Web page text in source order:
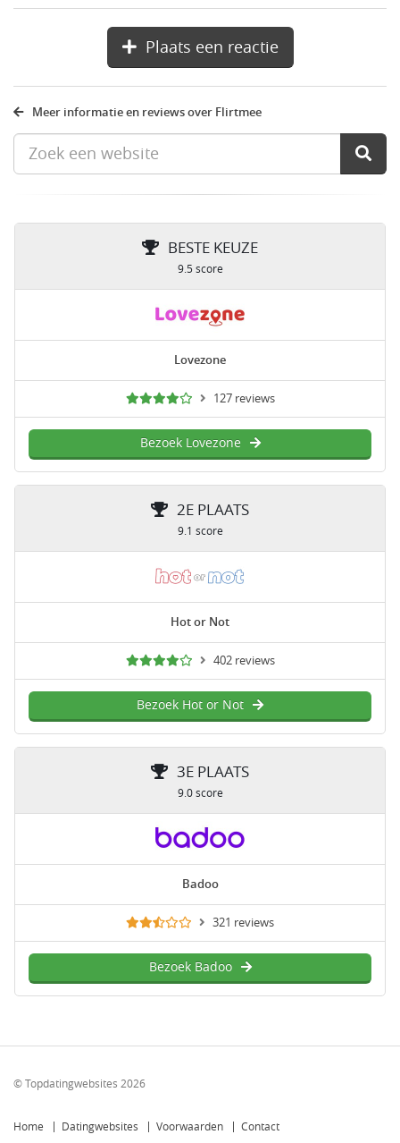
Plaats een reactie
Meer informatie en reviews over Flirtmee
BESTE KEUZE
9.5 score
Lovezone
127 reviews
Bezoek Lovezone
2E PLAATS
9.1 score
Hot or Not
402 reviews
Bezoek Hot or Not
3E PLAATS
9.0 score
Badoo
321 reviews
Bezoek Badoo
© Topdatingwebsites 2026
Home Datingwebsites Voorwaarden Contact